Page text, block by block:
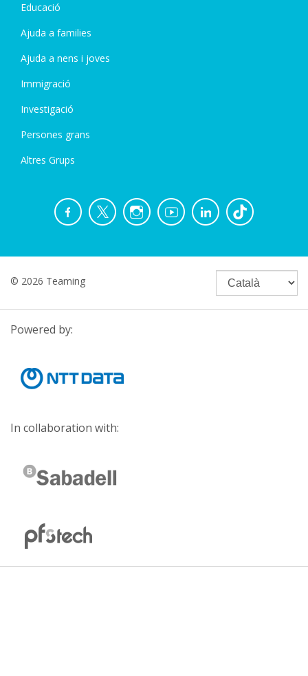
Educació
Ajuda a families
Ajuda a nens i joves
Immigració
Investigació
Persones grans
Altres Grups
© 2026 Teaming
Powered by:
In collaboration with: